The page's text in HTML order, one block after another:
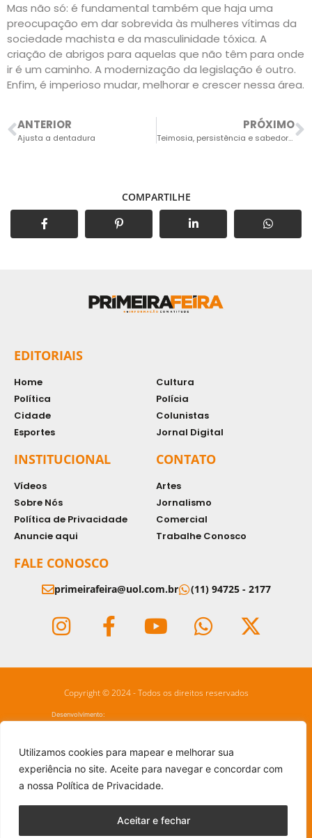
Utilizamos cookies para mapear e melhorar sua
experiência no site. Aceite para navegar e concordar com
a nossa Política de Privacidade.
Aceitar e fechar
Mas não só: é fundamental também que haja uma
preocupação em dar sobrevida às mulheres vítimas da
sociedade machista e da masculinidade tóxica. A
criação de abrigos para aquelas que não têm para onde
ir é um caminho. A modernização da legislação é outro.
Enfim, é imperioso mudar, melhorar e crescer nessa área.
ANTERIOR
Ajusta a dentadura
PRÓXIMO
Teimosia, persistência e sabedoria!
COMPARTILHE
EDITORIAIS
Home
Política
Cidade
Esportes
Cultura
Polícia
Colunistas
Jornal Digital
INSTITUCIONAL
Vídeos
Sobre Nós
Política de Privacidade
Anuncie aqui
CONTATO
Artes
Jornalismo
Comercial
Trabalhe Conosco
FALE CONOSCO
primeirafeira@uol.com.br (11) 94725 - 2177
Copyright © 2024 - Todos os direitos reservados
Desenvolvimento: